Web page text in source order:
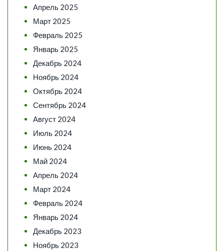
Апрель 2025
Март 2025
Февраль 2025
Январь 2025
Декабрь 2024
Ноябрь 2024
Октябрь 2024
Сентябрь 2024
Август 2024
Июль 2024
Июнь 2024
Май 2024
Апрель 2024
Март 2024
Февраль 2024
Январь 2024
Декабрь 2023
Ноябрь 2023